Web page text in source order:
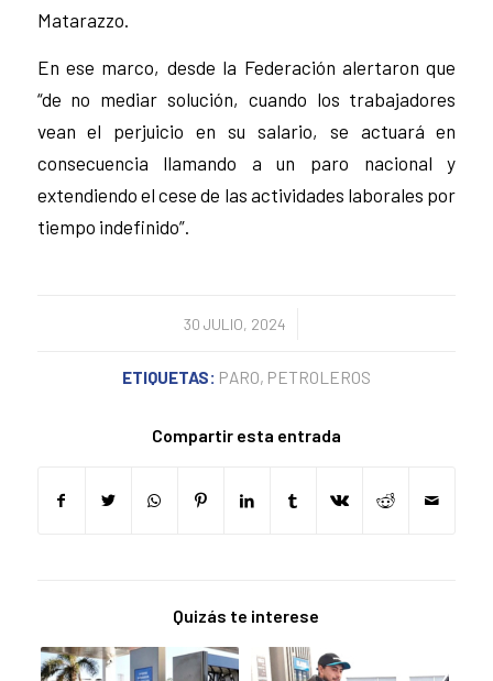
Matarazzo.
En ese marco, desde la Federación alertaron que
“de no mediar solución, cuando los trabajadores
vean el perjuicio en su salario, se actuará en
consecuencia llamando a un paro nacional y
extendiendo el cese de las actividades laborales por
tiempo indefinido”.
30 JULIO, 2024
/
ETIQUETAS: PARO, PETROLEROS
Compartir esta entrada
Quizás te interese